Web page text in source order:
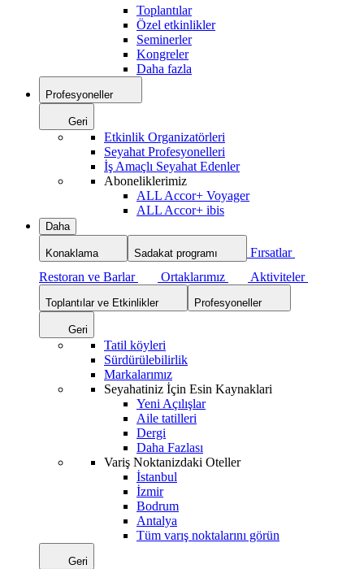
Toplantılar
Özel etkinlikler
Seminerler
Kongreler
Daha fazla
Profesyoneller
Geri
Etkinlik Organizatörleri
Seyahat Profesyonelleri
İş Amaçlı Seyahat Edenler
Aboneliklerimiz
ALL Accor+ Voyager
ALL Accor+ ibis
Daha
Konaklama Sadakat programı
Fırsatlar
Restoran ve Barlar
Ortaklarımız Aktiviteler
Toplantılar ve Etkinlikler Profesyoneller
Geri
Tatil köyleri
Sürdürülebilirlik
Markalarımız
Seyahatiniz İçin Esin Kaynaklari
Yeni Açılışlar
Aile tatilleri
Dergi
Daha Fazlası
Variş Noktanizdaki Oteller
İstanbul
İzmir
Bodrum
Antalya
Tüm varış noktalarını görün
Geri